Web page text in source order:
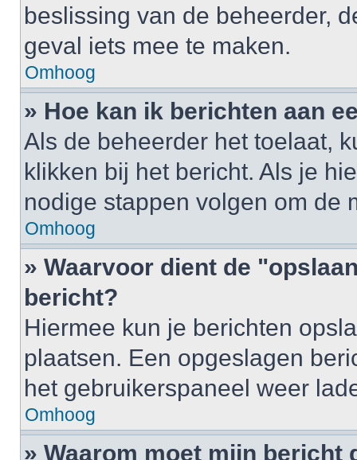
beslissing van de beheerder,
geval iets mee te maken.
Omhoog
» Hoe kan ik berichten aan
Als de beheerder het toelaat,
klikken bij het bericht. Als je
nodige stappen volgen om de
Omhoog
» Waarvoor dient de
bericht?
Hiermee kun je berichten
plaatsen. Een opgeslagen
het gebruikerspaneel weer
Omhoog
» Waarom moet mijn bericht